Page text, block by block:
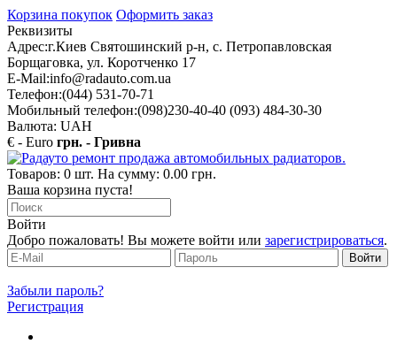
Корзина покупок Оформить заказ
Реквизиты
Адрес:г.Киев Святошинский р-н, с. Петропавловская
Борщаговка, ул. Коротченко 17
E-Mail:info@radauto.com.ua
Телефон:(044) 531-70-71
Мобильный телефон:(098)230-40-40 (093) 484-30-30
Валюта: UAH
€ - Euro грн. - Гривна
Товаров: 0 шт. На сумму: 0.00 грн.
Ваша корзина пуста!
Войти
Добро пожаловать! Вы можете войти или зарегистрироваться.
Забыли пароль?
Регистрация